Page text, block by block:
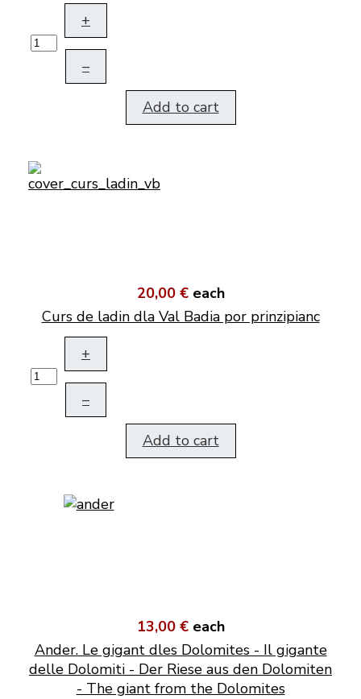
+
–
Add to cart
20,00 € each
Curs de ladin dla Val Badia por prinzipianc
+
–
Add to cart
13,00 € each
Ander. Le gigant dles Dolomites - Il gigante
delle Dolomiti - Der Riese aus den Dolomiten
- The giant from the Dolomites